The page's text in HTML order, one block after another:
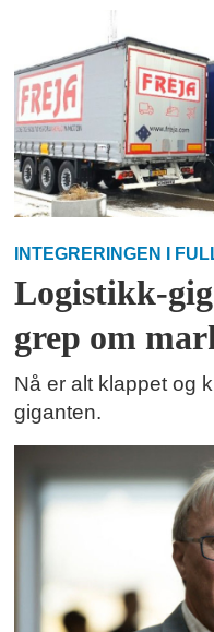
INTEGRERINGEN I
Logistikk-
grep om
Nå er alt klappet og
giganten.